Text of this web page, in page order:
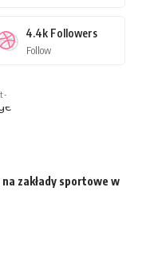
4.4k Followers
Follow
-
zakłady sportowe w